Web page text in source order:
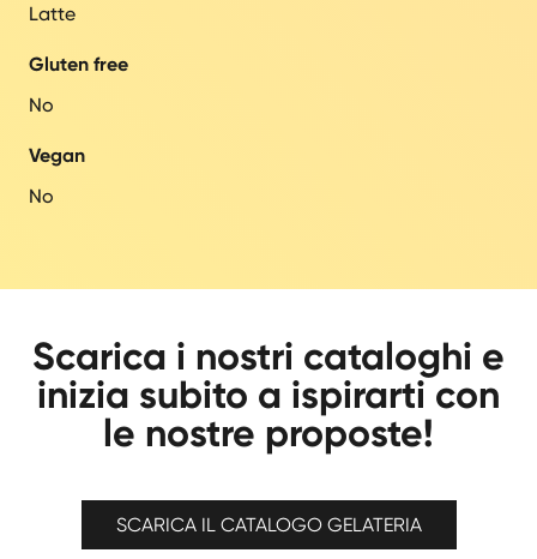
Latte
Gluten free
No
Vegan
No
Scarica i nostri cataloghi e
inizia subito a ispirarti con
le nostre proposte!
SCARICA IL CATALOGO GELATERIA